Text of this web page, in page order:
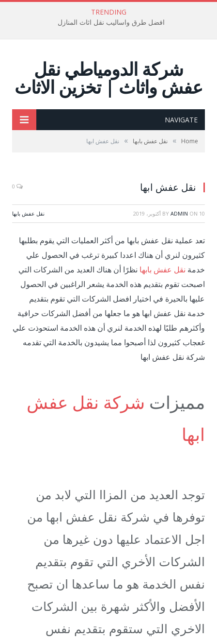
TRENDING
افضل طرق واساليب نقل اثاث المنازل
شركة الدومياطي نقل
عفش واثاث | تخزين الاثاث
NAVIGATE
Home
» نقل عفش بابها » نقل عفش ابها
نقل عفش ابها
BY ADMIN ON 10 أكتوبر، 2019 نقل عفش بابها
تعد عملية نقل عفش بابها من أكثر العمليات التي يقوم بطلبها
كثيرون لنري أن هناك اعددا كبيرة ترغب في الحصول علي
خدمة نقل عفش بابها نظرًا أن هناك العديد من الشركات التي
اصبحت تقوم بتقديم هذه الخدمة يشعر الراغبين في الحصول
عليها بالحيرة في اختيار افضل الشركات التي تقوم بتقديم
خدمة نقل عفش ابها هو ما جعلها من أفضل الشركات حرافية
وأكثرهم طلبًا لهذه الخدمة لنري أن هذه الخدمة استحوذت علي
غعجاب كثيرون لذا أصبحوا مما يشيدون بالخدمة التي تقدمه
شركة نقل عفش ابها
مميزات شركة نقل عفش
ابها
توجد العديد من المزاا التي لابد من
توفرها في شركة نقل عفش ابها من
اجل الاعتماد عليها دون غيرها من
الشركات الأخري التي تقوم بتقديم
نفس الخدمة هو ما ساعدها ان تصبح
الأفضل والأكثر شهرة بين الشركات
الاخري التي ستقوم بتقديم نفس